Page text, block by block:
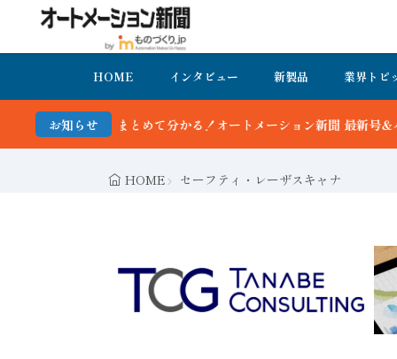
HOME インタビュー 新製品 業界トピ
お知らせ
かる！オートメーション新聞 最新号＆バックナンバーを無料で公
HOME セーフティ・レーザスキャナ